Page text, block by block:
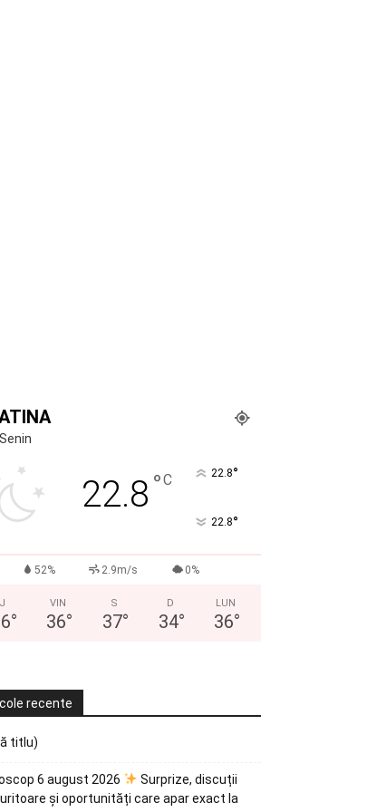
22.8 °C 22.8°
22.8°
52% 2.9m/s 0%
J
°
VIN
36°
S
37°
D
34°
LUN
36°
recente
titlu)
6 august 2026
Surprize, discuții
și oportunități care apar exact la